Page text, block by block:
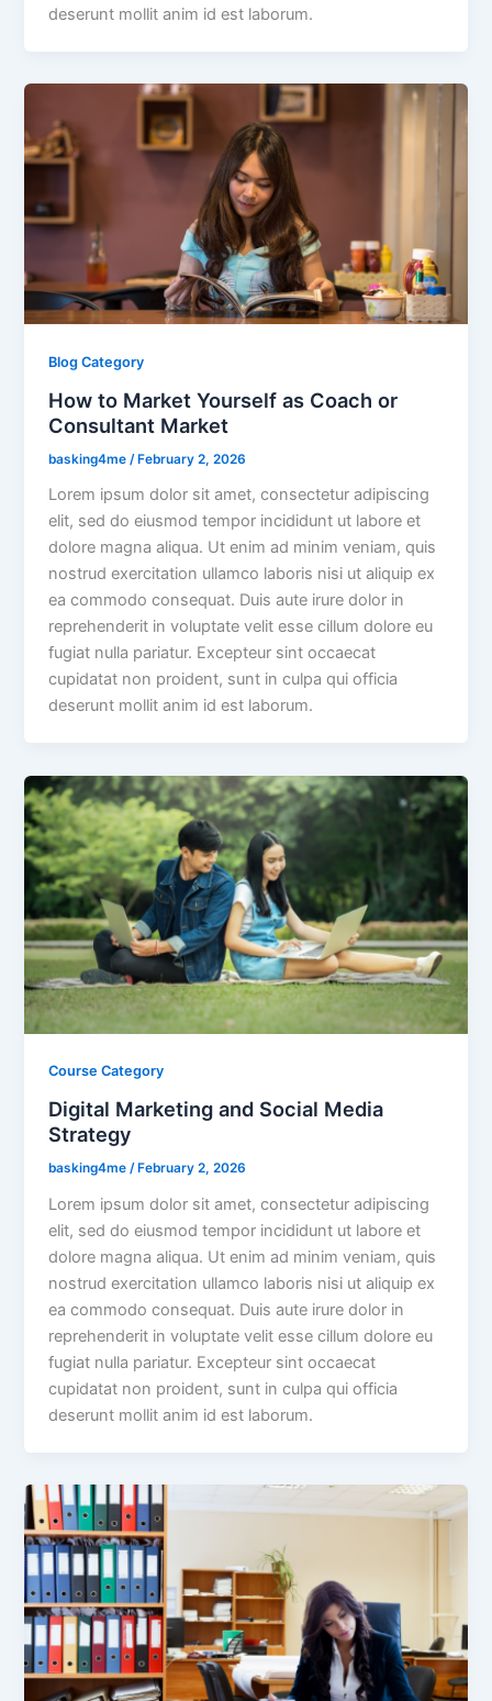
deserunt mollit anim id est laborum.
Blog Category
How to Market Yourself as Coach or
Consultant Market
basking4me /February 2, 2026
Lorem ipsum dolor sit amet, consectetur adipiscing
elit, sed do eiusmod tempor incididunt ut labore et
dolore magna aliqua. Ut enim ad minim veniam, quis
nostrud exercitation ullamco laboris nisi ut aliquip ex
ea commodo consequat. Duis aute irure dolor in
reprehenderit in voluptate velit esse cillum dolore eu
fugiat nulla pariatur. Excepteur sint occaecat
cupidatat non proident, sunt in culpa qui officia
deserunt mollit anim id est laborum.
Course Category
Digital Marketing and Social Media
Strategy
basking4me/ February 2, 2026
Lorem ipsum dolor sit amet, consectetur adipiscing
elit, sed do eiusmod tempor incididunt ut labore et
dolore magna aliqua. Ut enim ad minim veniam, quis
nostrud exercitation ullamco laboris nisi ut aliquip ex
ea commodo consequat. Duis aute irure dolor in
reprehenderit in voluptate velit esse cillum dolore eu
fugiat nulla pariatur. Excepteur sint occaecat
cupidatat non proident, sunt in culpa qui officia
deserunt mollit anim id est laborum.